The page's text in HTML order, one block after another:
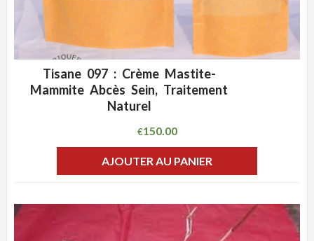
ADD WISHLIST
Tisane 097 : Crème Mastite-
Mammite Abcès Sein, Traitement
Naturel
€150.00
AJOUTER AU PANIER